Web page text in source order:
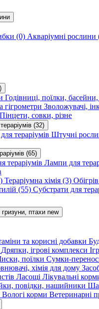
(0) Акваріумні рослини
Годівниці, поїлки,
гігрометри Зволожувачі,
Пінцети, совки, різне
(32)
тераріумів Штучні
(65)
тераріумів Лампи для
Тераріумна хімія (3)
(55) Субстрати для
птахи new
та корисні добавки
Дряпки, ігрові комплекси
поїлки Сумки-
хімія для дому
Ласощі Лікувальні
повідки, нашийники
Вологі корми Ветеринарні